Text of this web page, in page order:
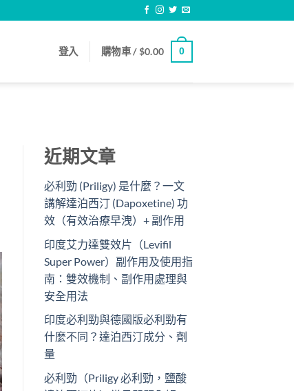
登入 購物車 /$0.00 0
近期文章
必利勁 (Priligy) 是什麼？一文
講解達泊西汀 (Dapoxetine) 功
效（有效治療早洩）+ 副作用
印度艾力達雙效片（Levifil
Super Power）副作用及使用指
南：雙效機制、副作用處理與
安全用法
印度必利勁與德國版必利勁有
什麼不同？達泊西汀成分、劑
量
必利勁（Priligy 必利勁，鹽酸